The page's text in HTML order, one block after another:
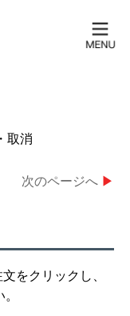
取消
次のページへ ▶
をクリックし、